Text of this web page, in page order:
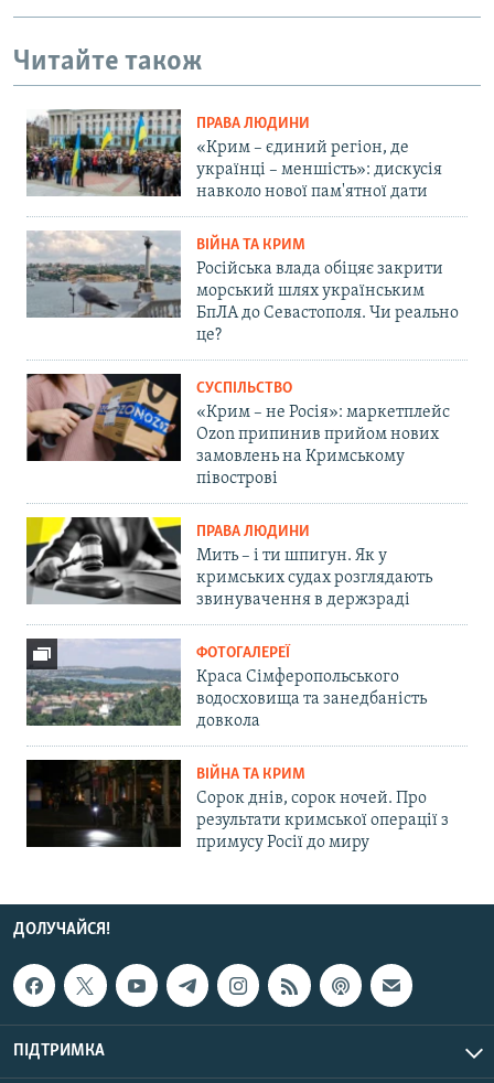
Читайте також
ПРАВА ЛЮДИНИ
«Крим – єдиний регіон, де
українці – меншість»: дискусія
навколо нової пам'ятної дати
ВІЙНА ТА КРИМ
Російська влада обіцяє закрити
морський шлях українським
БпЛА до Севастополя. Чи реально
це?
СУСПІЛЬСТВО
«Крим – не Росія»: маркетплейс
Ozon припинив прийом нових
замовлень на Кримському
півострові
ПРАВА ЛЮДИНИ
Мить – і ти шпигун. Як у
кримських судах розглядають
звинувачення в держзраді
ФОТОГАЛЕРЕЇ
Краса Сімферопольського
водосховища та занедбаність
довкола
ВІЙНА ТА КРИМ
Сорок днів, сорок ночей. Про
результати кримської операції з
примусу Росії до миру
ДОЛУЧАЙСЯ!
ПІДТРИМКА